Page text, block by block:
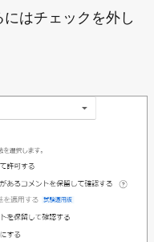
はチェックを外し